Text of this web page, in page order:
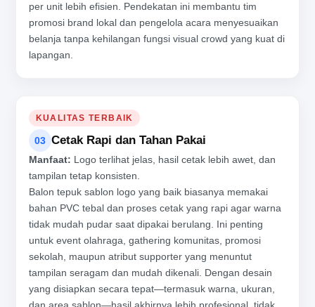
per unit lebih efisien. Pendekatan ini membantu tim
promosi brand lokal dan pengelola acara menyesuaikan
belanja tanpa kehilangan fungsi visual crowd yang kuat di
lapangan.
KUALITAS TERBAIK
03 Cetak Rapi dan Tahan Pakai
Manfaat: Logo terlihat jelas, hasil cetak lebih awet, dan
tampilan tetap konsisten.
Balon tepuk sablon logo yang baik biasanya memakai
bahan PVC tebal dan proses cetak yang rapi agar warna
tidak mudah pudar saat dipakai berulang. Ini penting
untuk event olahraga, gathering komunitas, promosi
sekolah, maupun atribut supporter yang menuntut
tampilan seragam dan mudah dikenali. Dengan desain
yang disiapkan secara tepat—termasuk warna, ukuran,